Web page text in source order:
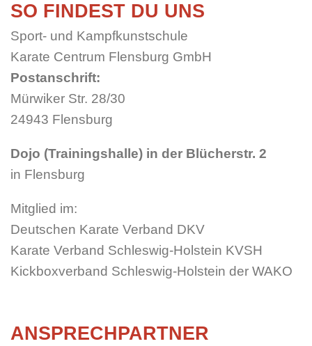
SO FINDEST DU UNS
Sport- und Kampfkunstschule
Karate Centrum Flensburg GmbH
Postanschrift:
Mürwiker Str. 28/30
24943 Flensburg
Dojo (Trainingshalle) in der Blücherstr. 2
in Flensburg
Mitglied im:
Deutschen Karate Verband DKV
Karate Verband Schleswig-Holstein KVSH
Kickboxverband Schleswig-Holstein der WAKO
ANSPRECHPARTNER